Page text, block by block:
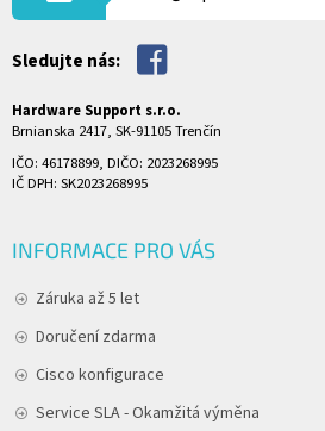
Sledujte nás:
Hardware Support s.r.o.
Brnianska 2417, SK-91105 Trenčín
IČO: 46178899, DIČO: 2023268995
IČ DPH: SK2023268995
INFORMACE PRO VÁS
Záruka až 5 let
Doručení zdarma
Cisco konfigurace
Service SLA - Okamžitá výměna